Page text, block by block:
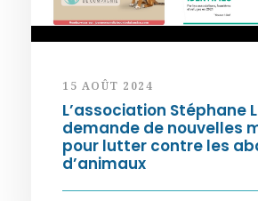
15 AOÛT 2024
L’association Stéphane
demande de nouvelles
pour lutter contre les
d’animaux